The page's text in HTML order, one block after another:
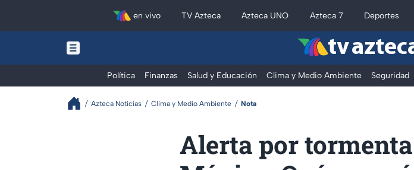
en vivo TV Azteca Azteca UNO Azteca 7 Deportes
tv
Política Finanzas Salud y Educación Clima y Medio Ambiente Seguridad
Azteca Noticias Clima y Medio Ambiente Nota
Alerta por